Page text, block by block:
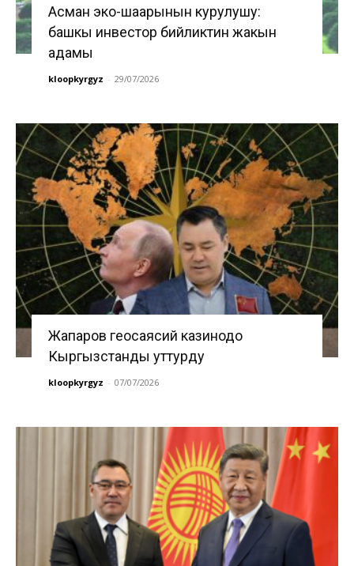
Асман эко-шаарынын курулушу:
башкы инвестор бийликтин жакын
адамы
kloopkyrgyz - 29/07/2026
Жапаров геосаясий казинодо
Кыргызстанды уттурду
kloopkyrgyz - 07/07/2026